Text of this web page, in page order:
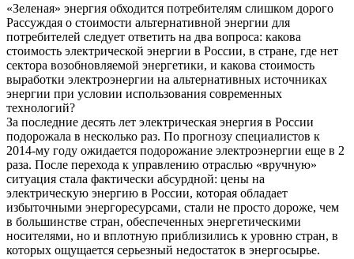
«Зеленая» энергия обходится потребителям слишком дорого
Рассуждая о стоимости альтернативной энергии для
потребителей следует ответить на два вопроса: какова
стоимость электрической энергии в России, в стране, где нет
сектора возобновляемой энергетики, и какова стоимость
выработки электроэнергии на альтернативных источниках
энергии при условии использования современных
технологий?
За последние десять лет электрическая энергия в России
подорожала в несколько раз. По прогнозу специалистов к
2014-му году ожидается подорожание электроэнергии еще в 2
раза. После перехода к управлению отраслью «вручную»
ситуация стала фактически абсурдной: цены на
электрическую энергию в России, которая обладает
избыточными энергоресурсами, стали не просто дороже, чем
в большинстве стран, обеспеченных энергетическими
носителями, но и вплотную приблизились к уровню стран, в
которых ощущается серьезный недостаток в энергосырье.